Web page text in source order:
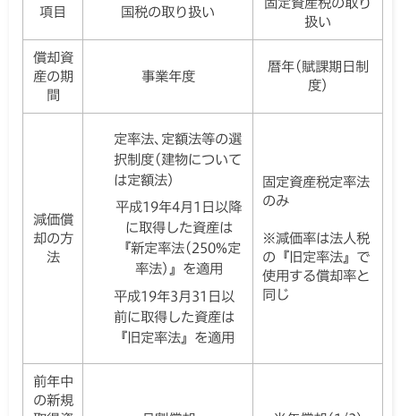
項目 国税の取り扱い
扱い
償却資
産の期
間
事業年度
暦年(賦課期日制
度)
減価償
却の方
法
定率法､定額法等の選
択制度(建物について
は定額法)
平成19年4月1日以降
に取得した資産は
『新定率法(250%定
率法)』を適用
平成19年3月31日以
前に取得した資産は
『旧定率法』を適用
固定資産税定率法
のみ
※減価率は法人税
の『旧定率法』で
使用する償却率と
同じ
前年中
の新規